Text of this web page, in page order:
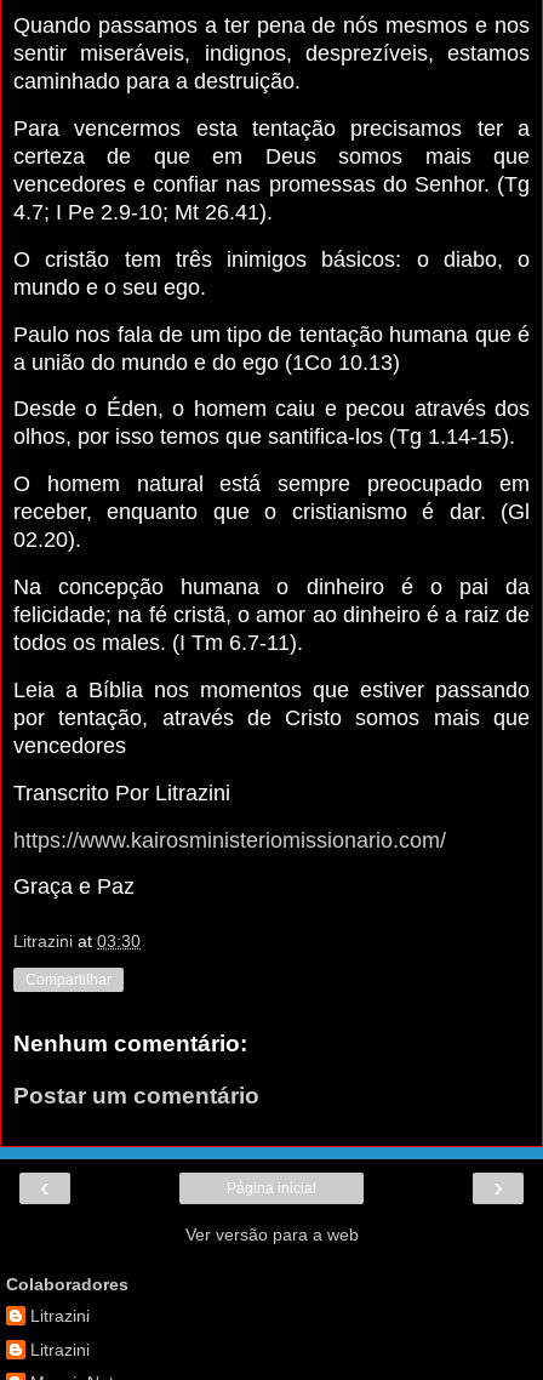
Quando passamos a ter pena de nós mesmos e nos
sentir miseráveis, indignos, desprezíveis, estamos
caminhado para a destruição.
Para vencermos esta tentação precisamos ter a
certeza de que em Deus somos mais que
vencedores e confiar nas promessas do Senhor. (Tg
4.7; I Pe 2.9-10; Mt 26.41).
O cristão tem três inimigos básicos: o diabo, o
mundo e o seu ego.
Paulo nos fala de um tipo de tentação humana que é
a união do mundo e do ego (1Co 10.13)
Desde o Éden, o homem caiu e pecou através dos
olhos, por isso temos que santifica-los (Tg 1.14-15).
O homem natural está sempre preocupado em
receber, enquanto que o cristianismo é dar. (Gl
02.20).
Na concepção humana o dinheiro é o pai da
felicidade; na fé cristã, o amor ao dinheiro é a raiz de
todos os males. (I Tm 6.7-11).
Leia a Bíblia nos momentos que estiver passando
por tentação, através de Cristo somos mais que
vencedores
Transcrito Por Litrazini
https://www.kairosministeriomissionario.com/
Graça e Paz
Litrazini at 03:30
Compartilhar
Nenhum comentário:
Postar um comentário
‹ ›
Página inicial
Ver versão para a web
Colaboradores
Litrazini
Litrazini